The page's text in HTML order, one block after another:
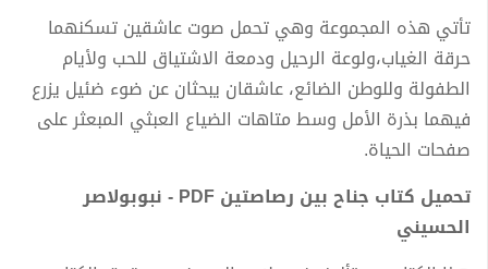
تأتي هذه المجموعة وهي تحمل صوت عاشقين تسكنهما
حرقة الغياب،ولوعة الرحيل ودمعة الاشتياق للحب ولأيام
الطفولة وللوطن الضائع، عاشقان يبحثان عن ضوء ضئيل يزرع
فيهما بذرة الأمل وسط متاهات الضياع العبثي المبعثر على
صفحات الحياة.
تحميل كتاب جناح بين رصاصتين PDF - نبوبولاصر
الحسيني